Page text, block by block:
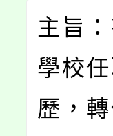
主旨
學校
歷，